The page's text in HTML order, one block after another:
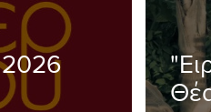
2026